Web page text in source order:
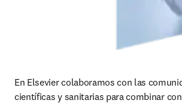
En Elsevier colaboramos con las
científicas y sanitarias para combinar